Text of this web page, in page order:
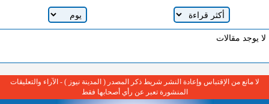
لا يوجد مقالات
لا مانع من الإقتباس وإعادة النشر شريط ذكر المصدر ( المدينة نيوز ) - الآراء والتعليقات
المنشورة تعبر عن رأي أصحابها فقط